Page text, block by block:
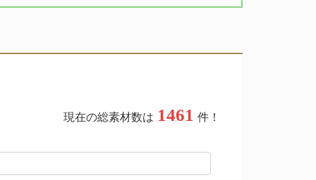
現在の総素材数は 1461 件！